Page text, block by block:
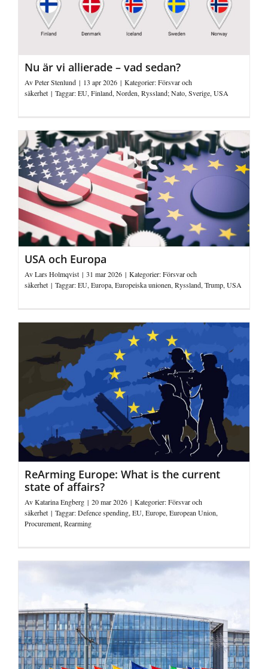
Nu är vi allierade – vad sedan?
AvPeter Stenlund | 13 apr 2026 | Kategorier:Försvar och
säkerhet | Taggar:EU,Finland,Norden,Ryssland; Nato,Sverige,USA
USA och Europa
AvLars Holmqvist | 31 mar 2026 | Kategorier:Försvar och
säkerhet | Taggar:EU,Europa,Europeiska unionen,Ryssland,Trump,USA
ReArming Europe: What is the current
state of affairs?
AvKatarina Engberg | 20 mar 2026 | Kategorier:Försvar och
säkerhet | Taggar:Defence spending, EU, Europe, European Union,
Procurement, Rearming